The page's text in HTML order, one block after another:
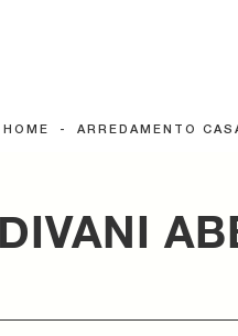
HOME - ARREDAMENTO
DIVANI